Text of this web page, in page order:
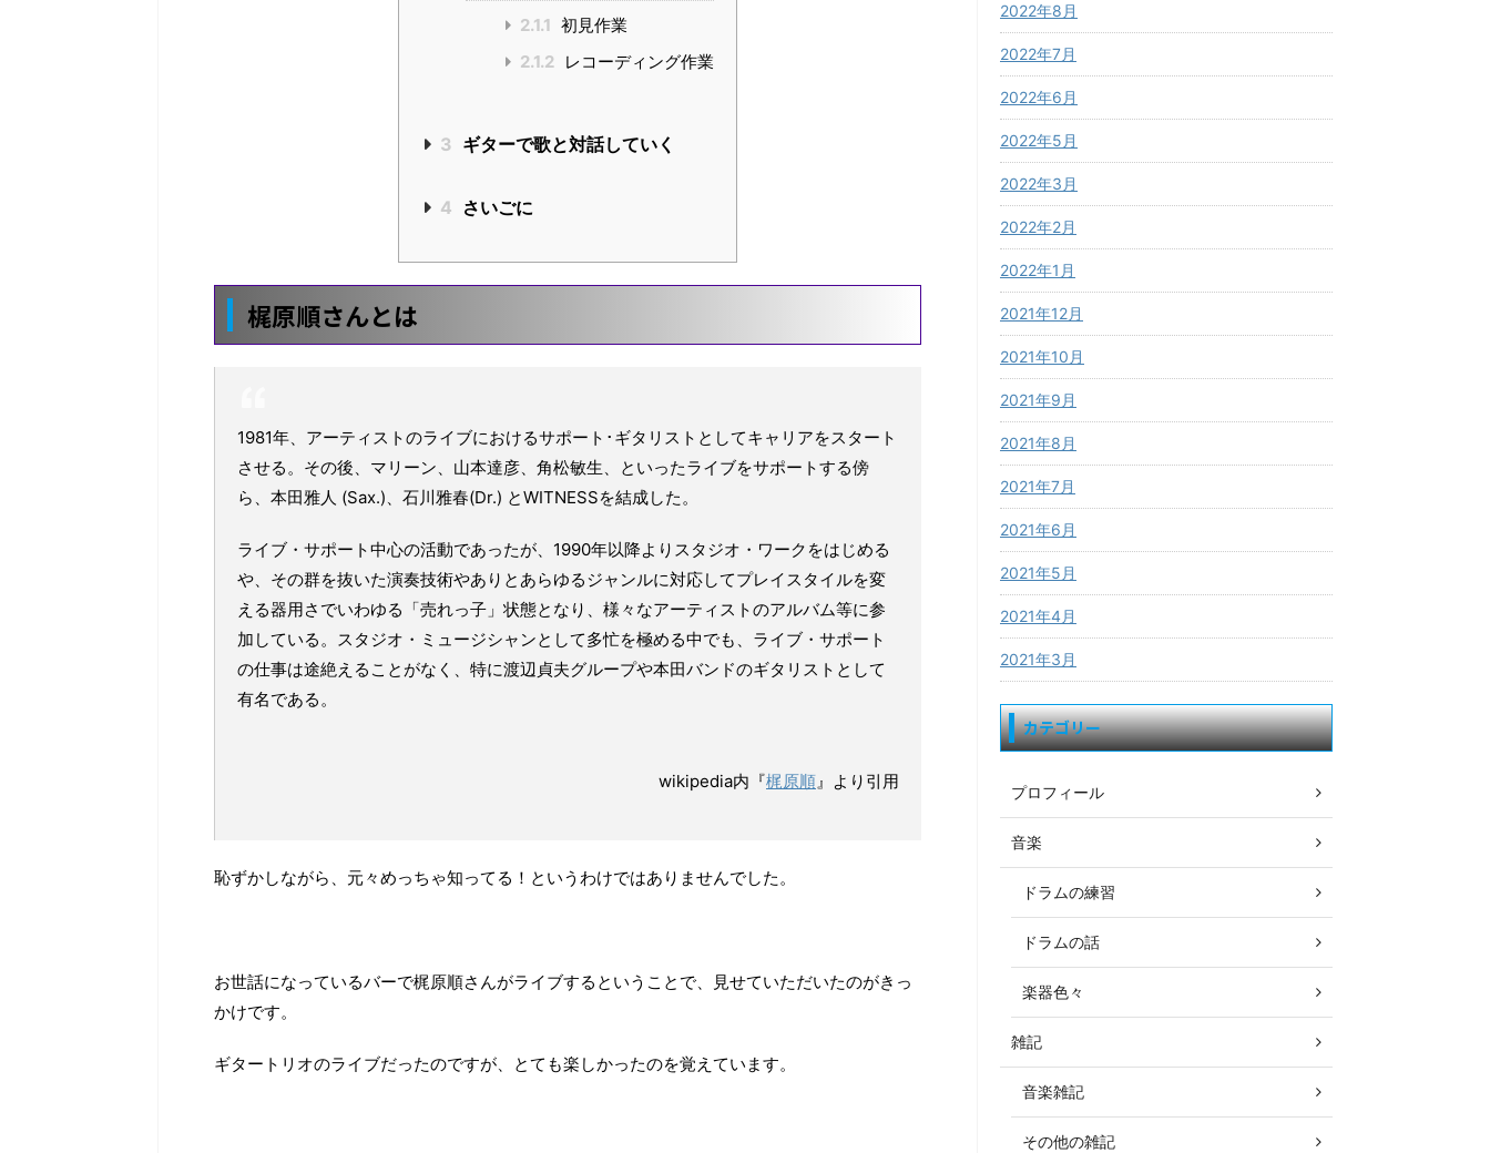
2.1.1 初見作業
2.1.2
レコーディング作業
3 ギターで歌と対話していく
4 さいごに
梶原順さんとは
1981年、アーティストのライブにおけるサポート･ギタリストとしてキャリアをスタート
させる。その後、マリーン、山本達彦、角松敏生、といったライブをサポートする傍
ら、本田雅人 (Sax.)、石川雅春(Dr.) とWITNESSを結成した。
ライブ・サポート中心の活動であったが、1990年以降よりスタジオ・ワークをはじめる
や、その群を抜いた演奏技術やありとあらゆるジャンルに対応してプレイスタイルを変
える器用さでいわゆる「売れっ子」状態となり、様々なアーティストのアルバム等に参
加している。スタジオ・ミュージシャンとして多忙を極める中でも、ライブ・サポート
の仕事は途絶えることがなく、特に渡辺貞夫グループや本田バンドのギタリストとして
有名である。
wikipedia内『梶原順』より引用
恥ずかしながら、元々めっちゃ知ってる！というわけではありませんでした。
お世話になっているバーで梶原順さんがライブするということで、見せていただいたのがきっ
かけです。
ギタートリオのライブだったのですが、とても楽しかったのを覚えています。
2022年8月
2022年7月
2022年6月
2022年5月
2022年3月
2022年2月
2022年1月
2021年12月
2021年10月
2021年9月
2021年8月
2021年7月
2021年6月
2021年5月
2021年4月
2021年3月
カテゴリー
プロフィール
音楽
ドラムの練習
ドラムの話
楽器色々
雑記
音楽雑記
その他の雑記